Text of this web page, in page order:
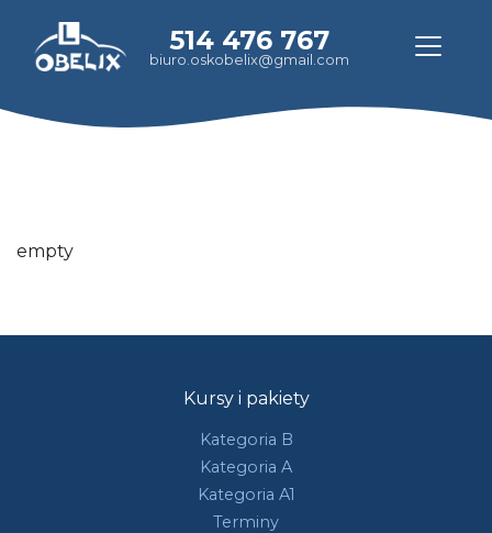
514 476 767
biuro.oskobelix@gmail.com
empty
Kursy i pakiety
Kategoria B
Kategoria A
Kategoria A1
Terminy